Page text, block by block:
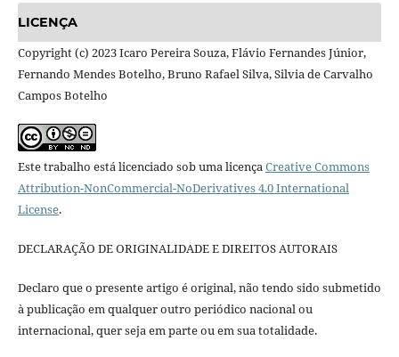
LICENÇA
Copyright (c) 2023 Icaro Pereira Souza, Flávio Fernandes Júnior,
Fernando Mendes Botelho, Bruno Rafael Silva, Silvia de Carvalho
Campos Botelho
Este trabalho está licenciado sob uma licençaCreative Commons
Attribution-NonCommercial-NoDerivatives 4.0 International
License.
DECLARAÇÃO DE ORIGINALIDADE E DIREITOS AUTORAIS
Declaro que o presente artigo é original, não tendo sido submetido
à publicação em qualquer outro periódico nacional ou
internacional, quer seja em parte ou em sua totalidade.